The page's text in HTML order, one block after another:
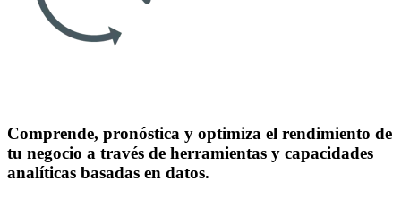
Comprende, pronóstica y optimiza el rendimiento de
tu negocio a través de herramientas y capacidades
analíticas basadas en datos.